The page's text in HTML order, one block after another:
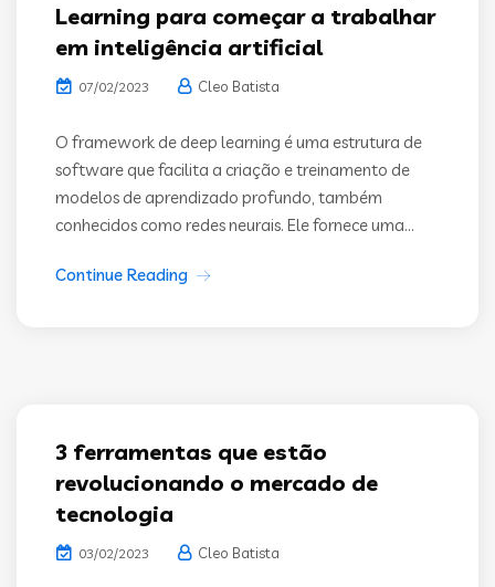
Learning para começar a trabalhar
em inteligência artificial
07/02/2023 Cleo Batista
O framework de deep learning é uma estrutura de
software que facilita a criação e treinamento de
modelos de aprendizado profundo, também
conhecidos como redes neurais. Ele fornece uma...
Continue Reading
3 ferramentas que estão
revolucionando o mercado de
tecnologia
03/02/2023 Cleo Batista